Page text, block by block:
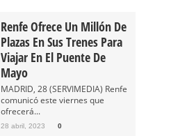
Renfe Ofrece Un Millón De
Plazas En Sus Trenes Para
Viajar En El Puente De
Mayo
MADRID, 28 (SERVIMEDIA) Renfe
comunicó este viernes que
ofrecerá...
28 abril, 2023 0